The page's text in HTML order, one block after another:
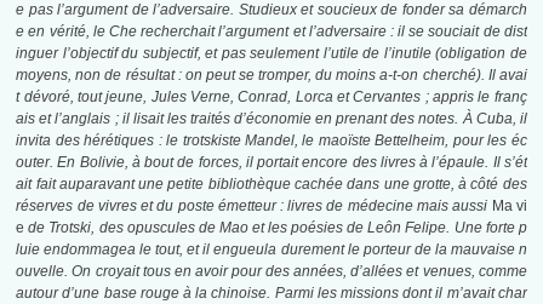
e pas l’argument de l’adversaire. Studieux et soucieux de fonder sa démarch
e en vérité, le Che recherchait l’argument et l’adversaire : il se souciait de dist
inguer l’objectif du subjectif, et pas seulement l’utile de l’inutile (obligation de
moyens, non de résultat : on peut se tromper, du moins a-t-on cherché). Il avai
t dévoré, tout jeune, Jules Verne, Conrad, Lorca et Cervantes ; appris le franç
ais et l’anglais ; il lisait les traités d’économie en prenant des notes. À Cuba, il
invita des hérétiques : le trotskiste Mandel, le maoïste Bettelheim, pour les éc
outer. En Bolivie, à bout de forces, il portait encore des livres à l’épaule. Il s’ét
ait fait auparavant une petite bibliothèque cachée dans une grotte, à côté des
réserves de vivres et du poste émetteur : livres de médecine mais aussi Ma vi
ede Trotski, des opuscules de Mao et les poésies de Leôn Felipe. Une forte p
luie endommagea le tout, et il engueula durement le porteur de la mauvaise n
ouvelle. On croyait tous en avoir pour des années, d’allées et venues, comme
autour d’une base rouge à la chinoise. Parmi les missions dont il m’avait char